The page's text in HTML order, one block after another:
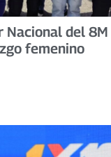
Nacional del 8M
femenino